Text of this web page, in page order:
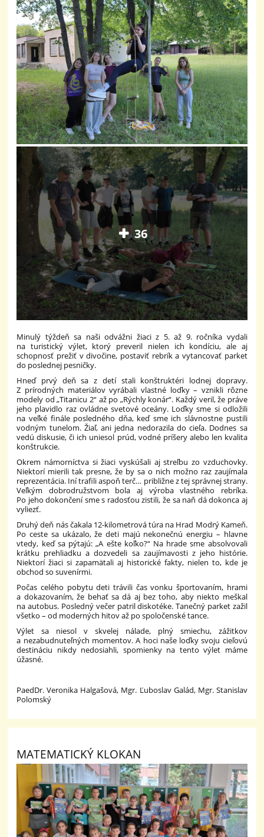
36
Minulý týždeň sa naši odvážni žiaci z 5. až 9. ročníka vydali
na turistický výlet, ktorý preveril nielen ich kondíciu, ale aj
schopnosť prežiť v divočine, postaviť rebrík a vytancovať parket
do poslednej pesničky.
Hneď prvý deň sa z detí stali konštruktéri lodnej dopravy.
Z prírodných materiálov vyrábali vlastné loďky – vznikli rôzne
modely od „Titanicu 2“ až po „Rýchly konár“. Každý veril, že práve
jeho plavidlo raz ovládne svetové oceány. Loďky sme si odložili
na veľké finále posledného dňa, keď sme ich slávnostne pustili
vodným tunelom. Žiaľ, ani jedna nedorazila do cieľa. Dodnes sa
vedú diskusie, či ich uniesol prúd, vodné príšery alebo len kvalita
konštrukcie.
Okrem námorníctva si žiaci vyskúšali aj streľbu zo vzduchovky.
Niektorí mierili tak presne, že by sa o nich možno raz zaujímala
reprezentácia. Iní trafili aspoň terč… približne z tej správnej strany.
Veľkým dobrodružstvom bola aj výroba vlastného rebríka.
Po jeho dokončení sme s radosťou zistili, že sa naň dá dokonca aj
vyliezť.
Druhý deň nás čakala 12-kilometrová túra na Hrad Modrý Kameň.
Po ceste sa ukázalo, že deti majú nekonečnú energiu – hlavne
vtedy, keď sa pýtajú: „A ešte koľko?“ Na hrade sme absolvovali
krátku prehliadku a dozvedeli sa zaujímavosti z jeho histórie.
Niektorí žiaci si zapamätali aj historické fakty, nielen to, kde je
obchod so suvenírmi.
Počas celého pobytu deti trávili čas vonku športovaním, hrami
a dokazovaním, že behať sa dá aj bez toho, aby niekto meškal
na autobus. Posledný večer patril diskotéke. Tanečný parket zažil
všetko – od moderných hitov až po spoločenské tance.
Výlet sa niesol v skvelej nálade, plný smiechu, zážitkov
a nezabudnuteľných momentov. A hoci naše loďky svoju cieľovú
destináciu nikdy nedosiahli, spomienky na tento výlet máme
úžasné.
PaedDr. Veronika Halgašová, Mgr. Ľuboslav Galád, Mgr. Stanislav
Polomský
MATEMATICKÝ KLOKAN